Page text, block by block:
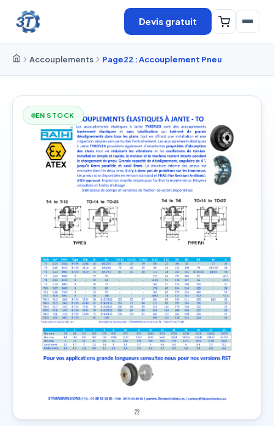
Devis gratuit
Accouplements Page22 : Accouplement Pneu
EN STOCK